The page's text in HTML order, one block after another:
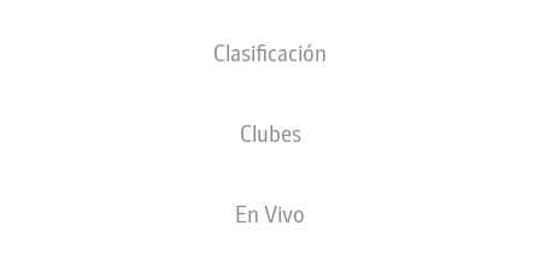
Clasificación
Clubes
En Vivo